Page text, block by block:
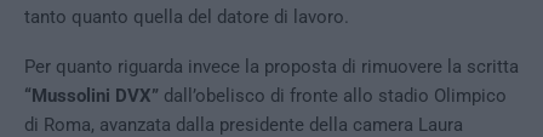
tanto quanto quella del datore di lavoro.
Per quanto riguarda invece la proposta di rimuovere la scritta
“Mussolini DVX” dall’obelisco di fronte allo stadio Olimpico
di Roma, avanzata dalla presidente della camera Laura